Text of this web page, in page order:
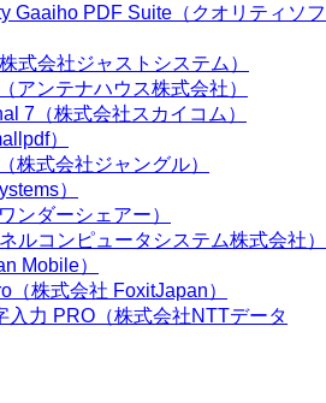
PDF Suite（クオリティソフ
式会社ジャストシステム）
アンテナハウス株式会社）
7（株式会社スカイコム）
）
株式会社ジャングル）
）
ンダーシェアー）
ルコンピュータシステム株式会社）
Mobile）
（株式会社 FoxitJapan）
入力 PRO（株式会社NTTデータ